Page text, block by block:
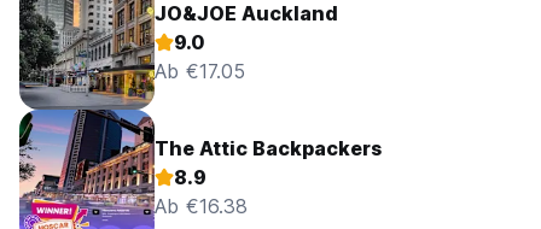
JO&JOE Auckland
9.0
Ab €17.05
The Attic Backpackers
8.9
Ab €16.38